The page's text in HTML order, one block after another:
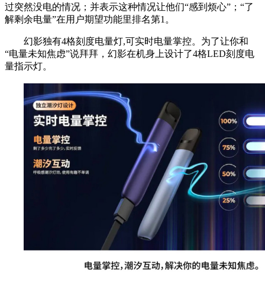
过突然没电的情况；并表示这种情况让他们“感到烦心”；“了
解剩余电量”在用户期望功能里排名第1。
幻影独有4格刻度电量灯,可实时电量掌控。为了让你和
“电量未知焦虑”说拜拜，幻影在机身上设计了4格LED刻度电
量指示灯。